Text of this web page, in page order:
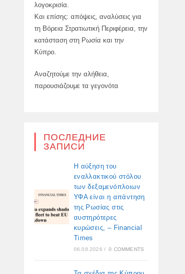
λογοκρισία.
Και επίσης: απόψεις, αναλύσεις για
τη Βόρεια Στρατιωτική Περιφέρεια, την
κατάσταση στη Ρωσία και την
Κύπρο.
Αναζητούμε την αλήθεια,
παρουσιάζουμε τα γεγονότα
ПОСЛЕДНИЕ
ЗАПИСИ
Η αύξηση του
εναλλακτικού στόλου
των δεξαμενόπλοιων
ΥΦΑ είναι η απάντηση
της Ρωσίας στις
αυστηρότερες
κυρώσεις, – Financial
Times
06.08.2026 / 0 COMMENTS